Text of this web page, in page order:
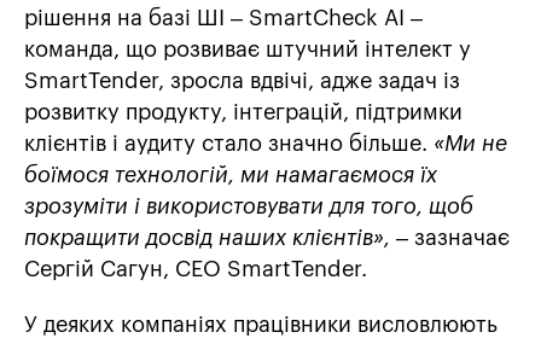
рішення на базі ШІ – SmartCheck AI –
команда, що розвиває штучний інтелект у
SmartTender, зросла вдвічі, адже задач із
розвитку продукту, інтеграцій, підтримки
клієнтів і аудиту стало значно більше. «Ми не
боїмося технологій, ми намагаємося їх
зрозуміти і використовувати для того, щоб
покращити досвід наших клієнтів», – зазначає
Сергій Сагун, СЕО SmartTender.
У деяких компаніях працівники висловлюють